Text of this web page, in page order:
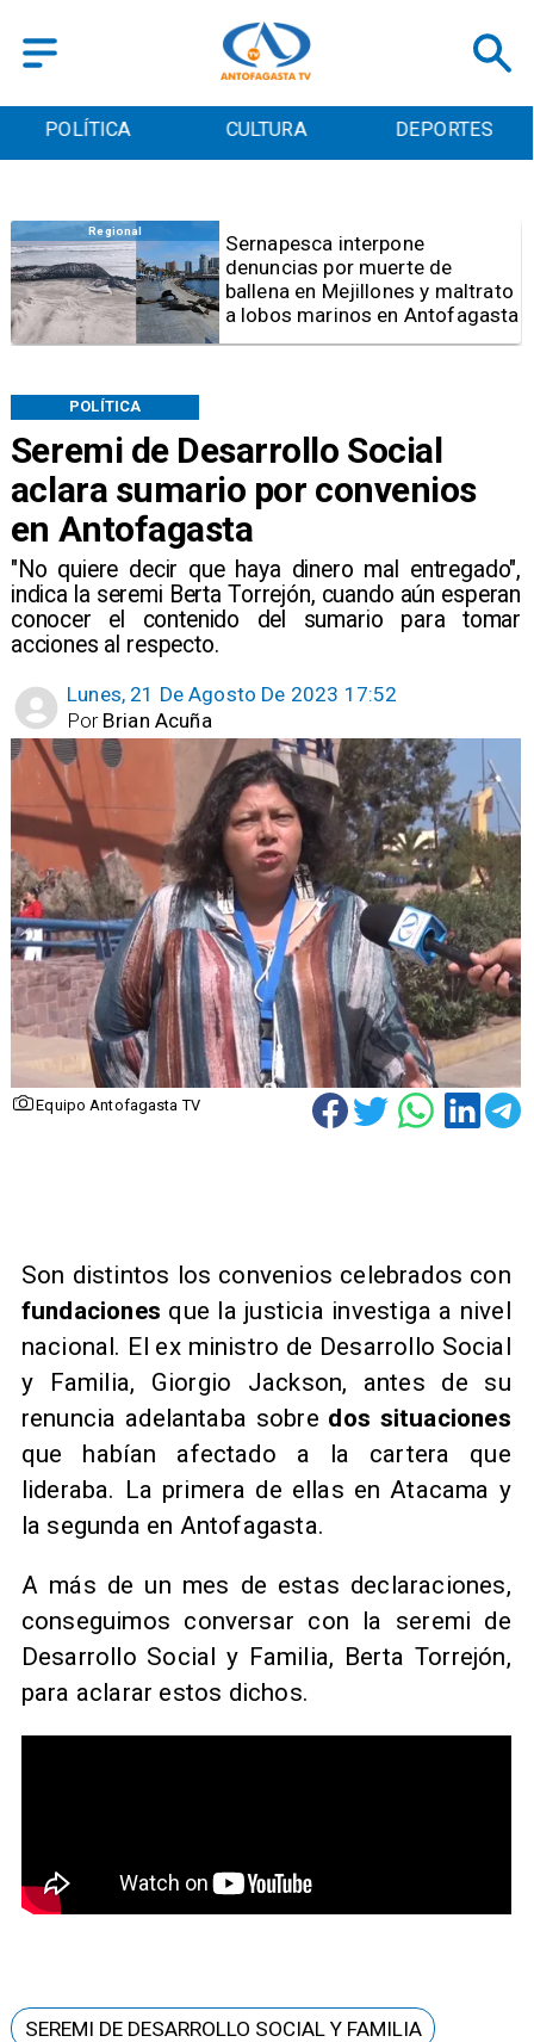
POLÍTICA CULTURA DEPORTES
Seremi de Desarrollo Social
aclara sumario por convenios
en Antofagasta
"No quiere decir que haya dinero mal entregado",
indica la seremi Berta Torrejón, cuando aún esperan
conocer el contenido del sumario para tomar
acciones al respecto.
POLÍTICA
Lunes, 21 De Agosto De 2023 17:52
Brian Acuña
Por
Equipo Antofagasta TV
Antofagasta
Fijan horarios de
funcionamiento para las
Ramadas de Antofagasta 2026
Son distintos los convenios celebrados con
fundaciones que la justicia investiga a nivel
nacional. El ex ministro de Desarrollo Social
y Familia, Giorgio Jackson, antes de su
renuncia adelantaba sobre dos situaciones
que habían afectado a la cartera que
lideraba. La primera de ellas en Atacama y
la segunda en Antofagasta.
A más de un mes de estas declaraciones,
conseguimos conversar con la seremi de
Desarrollo Social y Familia, Berta Torrejón,
para aclarar estos dichos.
SEREMI DE DESARROLLO SOCIAL Y FAMILIA